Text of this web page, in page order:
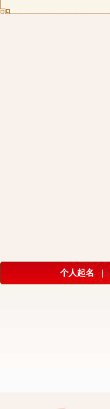
个人起名